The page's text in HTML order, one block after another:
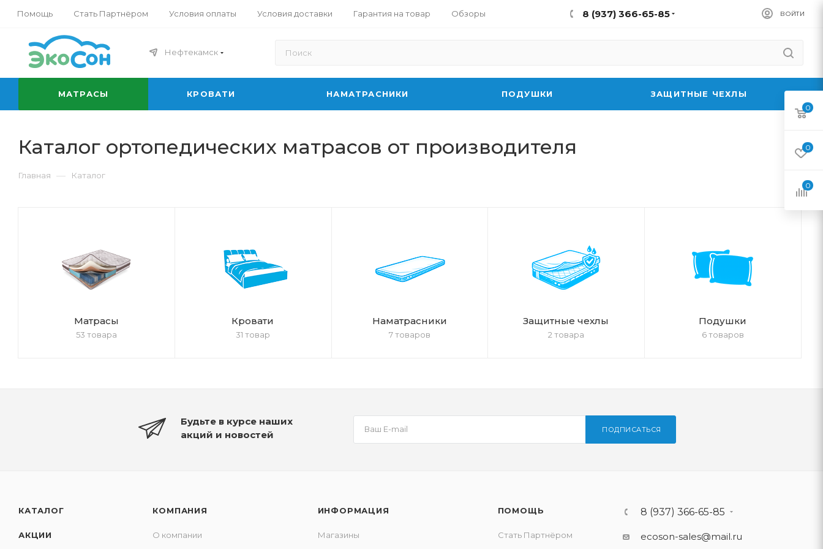
Помощь Стать Партнёром Условия оплаты Условия доставки Гарантия на товар Обзоры 8 (937) 366-65-85 ВОЙТИ
Нефтекамск
МАТРАСЫ КРОВАТИ НАМАТРАСНИКИ ПОДУШКИ ЗАЩИТНЫЕ ЧЕХЛЫ
Каталог ортопедических матрасов от производителя
Главная — Каталог
Матрасы
53 товара
Кровати
31 товар
Наматрасники
7 товаров
Защитные чехлы
2 товара
Подушки
6 товаров
Будьте в курсе наших
акций и новостей
ПОДПИСАТЬСЯ
КАТАЛОГ
АКЦИИ
КОМПАНИЯ
О компании
ИНФОРМАЦИЯ
Магазины
ПОМОЩЬ
Стать Партнёром
8 (937) 366-65-85
ecoson-sales@mail.ru
0
0
0